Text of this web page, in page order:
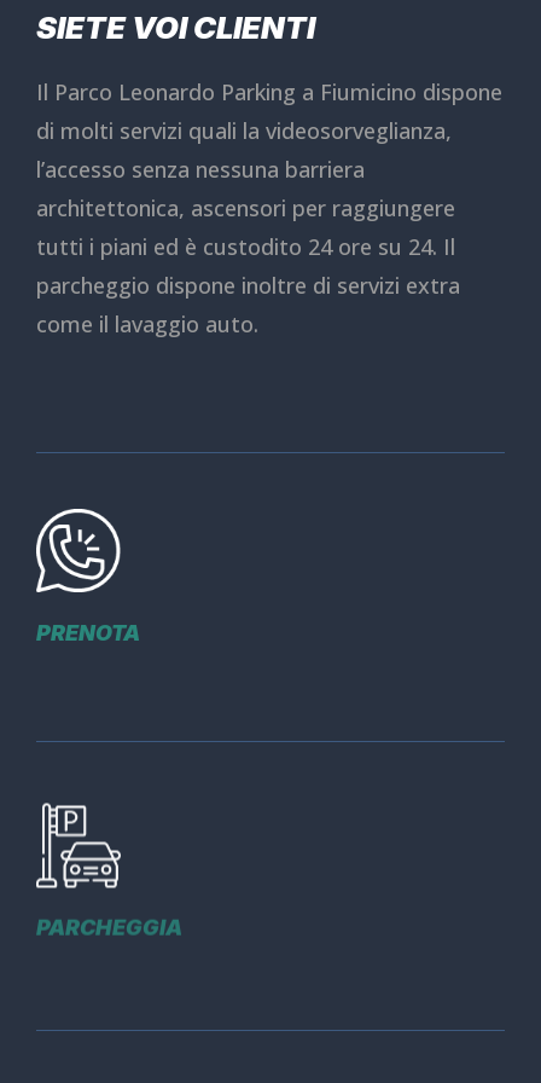
SIETE VOI CLIENTI
Il Parco Leonardo Parking a Fiumicino dispone
di molti servizi quali la videosorveglianza,
l’accesso senza nessuna barriera
architettonica, ascensori per raggiungere
tutti i piani ed è custodito 24 ore su 24. Il
parcheggio dispone inoltre di servizi extra
come il lavaggio auto.
PRENOTA
PARCHEGGIA